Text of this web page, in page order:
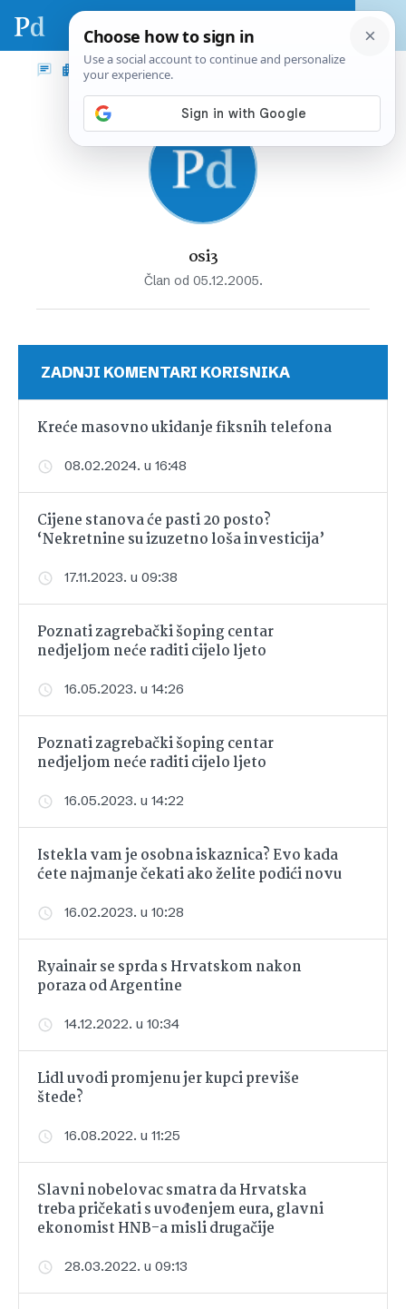
osi3
Član od 05.12.2005.
ZADNJI KOMENTARI KORISNIKA
Kreće masovno ukidanje fiksnih telefona
08.02.2024. u 16:48
Cijene stanova će pasti 20 posto?
‘Nekretnine su izuzetno loša investicija’
17.11.2023. u 09:38
Poznati zagrebački šoping centar
nedjeljom neće raditi cijelo ljeto
16.05.2023. u 14:26
Poznati zagrebački šoping centar
nedjeljom neće raditi cijelo ljeto
16.05.2023. u 14:22
Istekla vam je osobna iskaznica? Evo kada
ćete najmanje čekati ako želite podići novu
16.02.2023. u 10:28
Ryainair se sprda s Hrvatskom nakon
poraza od Argentine
14.12.2022. u 10:34
Lidl uvodi promjenu jer kupci previše
štede?
16.08.2022. u 11:25
Slavni nobelovac smatra da Hrvatska
treba pričekati s uvođenjem eura, glavni
ekonomist HNB-a misli drugačije
28.03.2022. u 09:13